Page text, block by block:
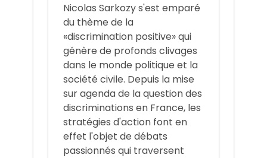
Nicolas Sarkozy s'est emparé
du thème de la
«discrimination positive» qui
génère de profonds clivages
dans le monde politique et la
société civile. Depuis la mise
sur agenda de la question des
discriminations en France, les
stratégies d'action font en
effet l'objet de débats
passionnés qui traversent